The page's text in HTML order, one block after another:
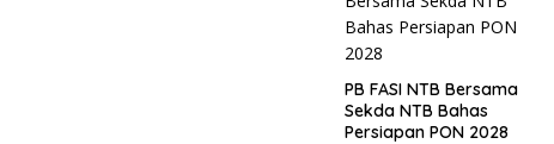
PB FASI NTB Bersama
Sekda NTB Bahas
Persiapan PON 2028